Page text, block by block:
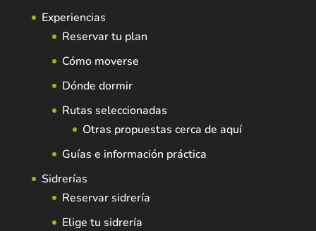
Experiencias
Reservar tu plan
Cómo moverse
Dónde dormir
Rutas seleccionadas
Otras propuestas cerca de aquí
Guías e información práctica
Sidrerías
Reservar sidrería
Elige tu sidrería